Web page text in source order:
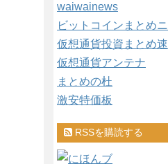
waiwainews
ビットコインまとめ
仮想通貨投資まとめ
仮想通貨アンテナ
まとめの杜
激安特価板
RSSを購読する